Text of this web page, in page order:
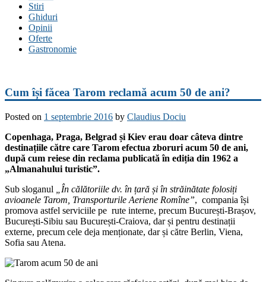
Stiri
Ghiduri
Opinii
Oferte
Gastronomie
Cum își făcea Tarom reclamă acum 50 de ani?
Posted on 1 septembrie 2016 by Claudius Dociu
Copenhaga, Praga, Belgrad și Kiev erau doar câteva dintre
destinațiile către care Tarom efectua zboruri acum 50 de ani,
după cum reiese din reclama publicată în ediția din 1962 a
„Almanahului turistic”.
Sub sloganul „În călătoriile dv. în țară și în străinătate folosiți
avioanele Tarom, Transporturile Aeriene Romîne”, compania își
promova astfel serviciile pe rute interne, precum București-Brașov,
București-Sibiu sau București-Craiova, dar și pentru destinații
externe, precum cele deja menționate, dar și către Berlin, Viena,
Sofia sau Atena.